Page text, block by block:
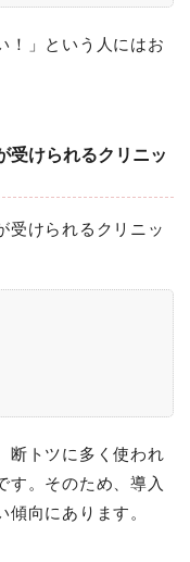
！」という人にはお
受けられるクリニッ
受けられるクリニッ
断トツに多く使われ
す。そのため、導入
向にあります。